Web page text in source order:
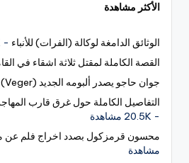
الأكثر مشاهدة
الوثائق الدامغة لوكالة (الفرات) للأنباء - 245.6K مشاهدة
القصة الكاملة لمقتل ثلاثة اشقاء في
جوان حاجو يصدر ألبومه الجديد (Veger)
التفاصيل الكاملة حول غرق قارب
- 20.5K مشاهدة
محسون قرمزكول بصدد اخراج فلم عن
مشاهدة